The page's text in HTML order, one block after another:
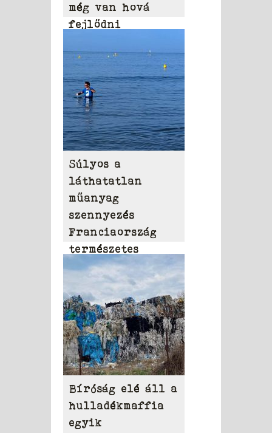
még van hová
fejlődni
Súlyos a
láthatatlan
műanyag
szennyezés
Franciaország
természetes
vizeiben
Bíróság elé áll a
hulladékmaffia
egyik